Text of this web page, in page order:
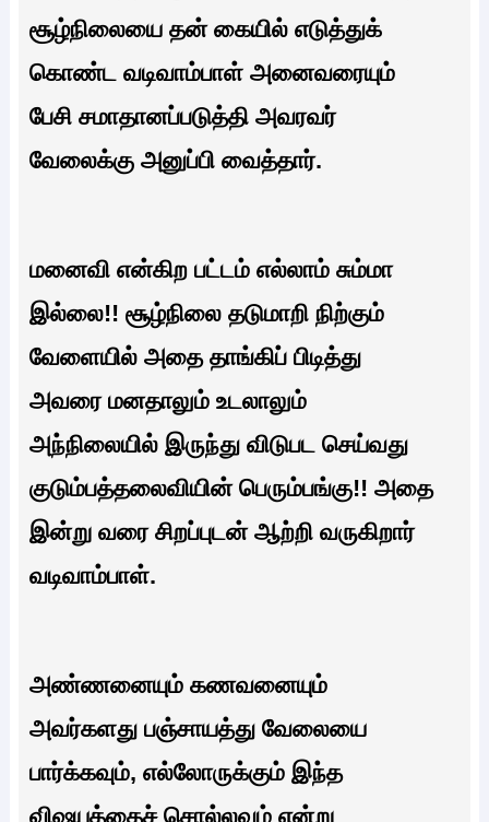
சூழ்நிலையை தன் கையில் எடுத்துக்
கொண்ட வடிவாம்பாள் அனைவரையும்
பேசி சமாதானப்படுத்தி அவரவர்
வேலைக்கு அனுப்பி வைத்தார்.
மனைவி என்கிற பட்டம் எல்லாம் சும்மா
இல்லை!! சூழ்நிலை தடுமாறி நிற்கும்
வேளையில் அதை தாங்கிப் பிடித்து
அவரை மனதாலும் உடலாலும்
அந்நிலையில் இருந்து விடுபட செய்வது
குடும்பத்தலைவியின் பெரும்பங்கு!! அதை
இன்று வரை சிறப்புடன் ஆற்றி வருகிறார்
வடிவாம்பாள்.
அண்ணனையும் கணவனையும்
அவர்களது பஞ்சாயத்து வேலையை
பார்க்கவும், எல்லோருக்கும் இந்த
விஷயத்தைச் சொல்லவும் என்று